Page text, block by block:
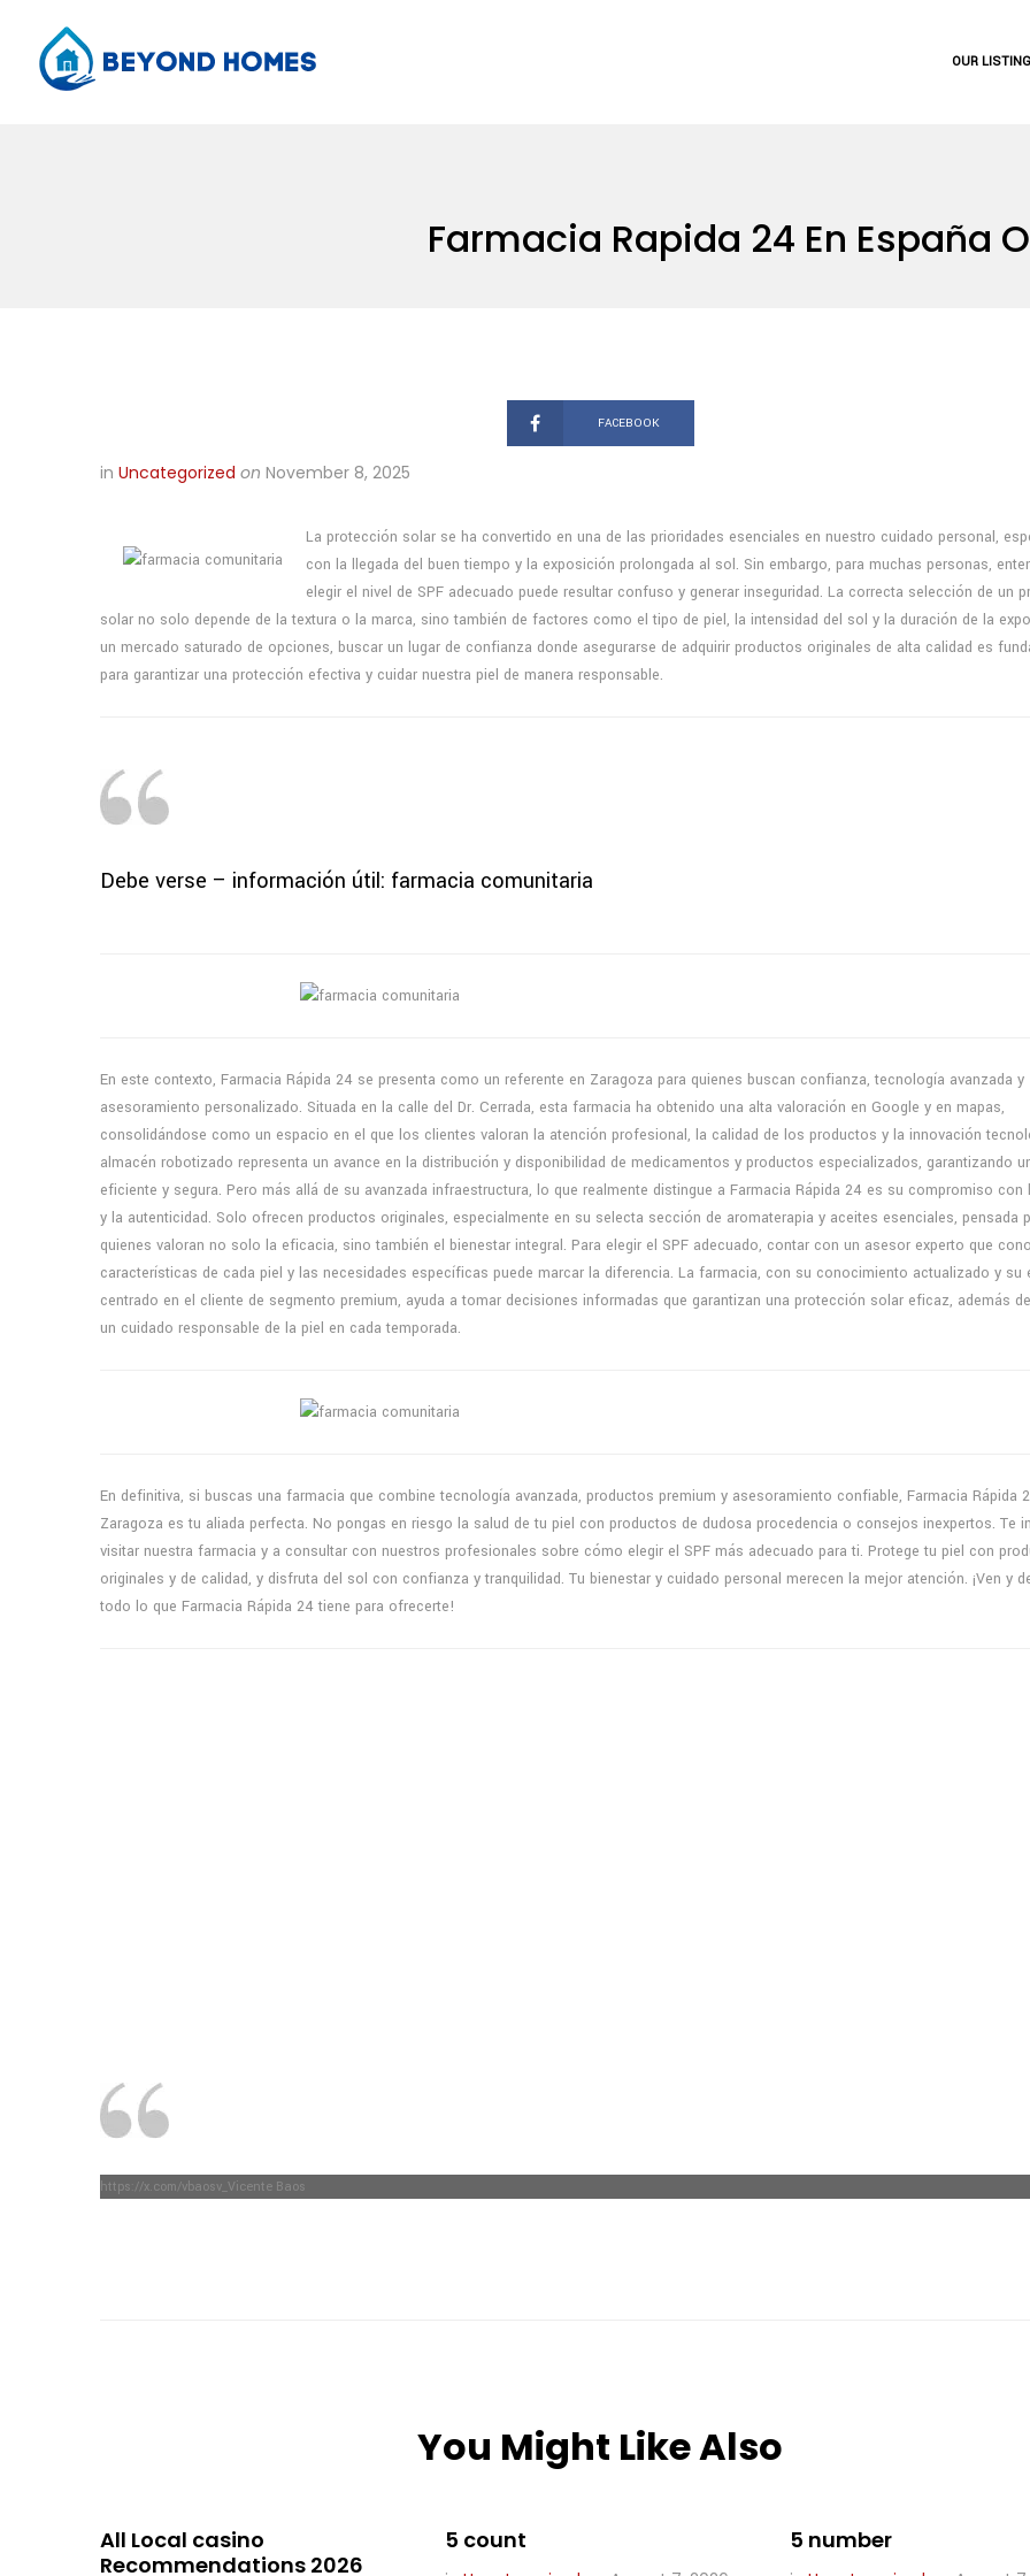
OUR LISTING
Farmacia Rapida 24 En España
FACEBOOK
in Uncategorized on November 8, 2025
La protección solar se ha convertido en una de las prioridades esenciales en nuestro cuidado personal,
con la llegada del buen tiempo y la exposición prolongada al sol. Sin embargo, para muchas personas,
elegir el nivel de SPF adecuado puede resultar confuso y generar inseguridad. La correcta selección de un
solar no solo depende de la textura o la marca, sino también de factores como el tipo de piel, la intensidad del sol y la duración de la
un mercado saturado de opciones, buscar un lugar de confianza donde asegurarse de adquirir productos originales de alta calidad es
para garantizar una protección efectiva y cuidar nuestra piel de manera responsable.
Debe verse – información útil: farmacia comunitaria
En este contexto, Farmacia Rápida 24 se presenta como un referente en Zaragoza para quienes buscan confianza, tecnología avanzada y
asesoramiento personalizado. Situada en la calle del Dr. Cerrada, esta farmacia ha obtenido una alta valoración en Google y en mapas,
consolidándose como un espacio en el que los clientes valoran la atención profesional, la calidad de los productos y la innovación
almacén robotizado representa un avance en la distribución y disponibilidad de medicamentos y productos especializados, garantizando
eficiente y segura. Pero más allá de su avanzada infraestructura, lo que realmente distingue a Farmacia Rápida 24 es su compromiso con
y la autenticidad. Solo ofrecen productos originales, especialmente en su selecta sección de aromaterapia y aceites esenciales, pensada
quienes valoran no solo la eficacia, sino también el bienestar integral. Para elegir el SPF adecuado, contar con un asesor experto que
características de cada piel y las necesidades específicas puede marcar la diferencia. La farmacia, con su conocimiento actualizado y su
centrado en el cliente de segmento premium, ayuda a tomar decisiones informadas que garantizan una protección solar eficaz, además
un cuidado responsable de la piel en cada temporada.
En definitiva, si buscas una farmacia que combine tecnología avanzada, productos premium y asesoramiento confiable, Farmacia Rápida
Zaragoza es tu aliada perfecta. No pongas en riesgo la salud de tu piel con productos de dudosa procedencia o consejos inexpertos. Te
visitar nuestra farmacia y a consultar con nuestros profesionales sobre cómo elegir el SPF más adecuado para ti. Protege tu piel con
originales y de calidad, y disfruta del sol con confianza y tranquilidad. Tu bienestar y cuidado personal merecen la mejor atención. ¡Ven y
todo lo que Farmacia Rápida 24 tiene para ofrecerte!
https://x.com/vbaosv_Vicente Baos
You Might Like Also
All Local casino
Recommendations 2026
5 count 5 number